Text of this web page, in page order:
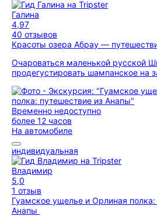
Галина
4,97
40 отзывов
Красоты озера Абрау —
Очароваться маленькой русской
продегустировать шампанское на
Временно недоступно
более 12 часов
На автомобиле
индивидуальная
Владимир
5,0
1 отзыв
Гуамское ущелье и Орлиная полка:
Анапы